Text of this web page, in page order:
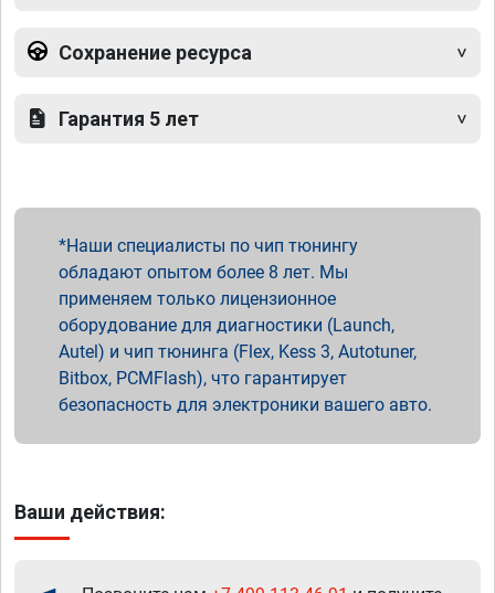
Сохранение ресурса
Гарантия 5 лет
Наши специалисты по чип тюнингу
обладают опытом более 8 лет. Мы
применяем только лицензионное
оборудование для диагностики (Launch,
Autel) и чип тюнинга (Flex, Kess 3, Autotuner,
Bitbox, PCMFlash), что гарантирует
безопасность для электроники вашего авто.
Ваши действия: